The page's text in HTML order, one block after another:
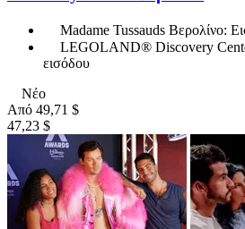
Madame Tussauds Βερολίνο:
LEGOLAND® Discovery
εισόδου
Νέο
Από 49,71 $
47,23 $